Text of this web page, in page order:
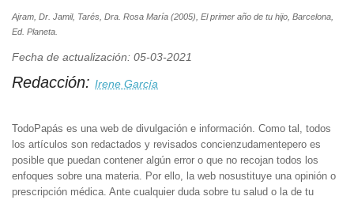
Ajram, Dr. Jamil, Tarés, Dra. Rosa María (2005), El primer año de tu hijo, Barcelona,
Ed. Planeta.
Fecha de actualización: 05-03-2021
Redacción: Irene García
TodoPapás es una web de divulgación e información. Como tal, todos
los artículos son redactados y revisados concienzudamentepero es
posible que puedan contener algún error o que no recojan todos los
enfoques sobre una materia. Por ello, la web nosustituye una opinión o
prescripción médica. Ante cualquier duda sobre tu salud o la de tu